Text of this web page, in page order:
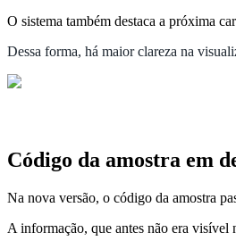
O sistema também destaca a próxima
Dessa forma, há maior clareza na
Código da amostra em
Na nova versão, o código da amostra
A informação, que antes não era visível